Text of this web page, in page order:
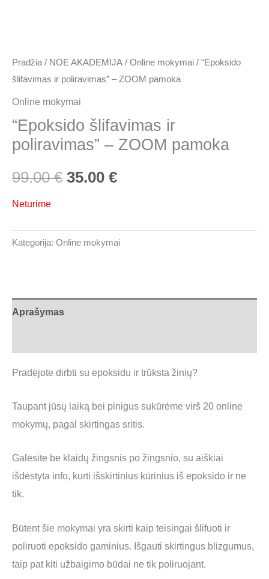
Pradžia / NOE AKADEMIJA / Online mokymai / “Epoksido
šlifavimas ir poliravimas” – ZOOM pamoka
Online mokymai
“Epoksido šlifavimas ir
poliravimas” – ZOOM pamoka
99.00€ 35.00 €
Neturime
Kategorija: Online mokymai
Aprašymas
Pradėjote dirbti su epoksidu ir trūksta žinių?
Taupant jūsų laiką bei pinigus sukūrėme virš 20 online
mokymų, pagal skirtingas sritis.
Galėsite be klaidų žingsnis po žingsnio, su aiškiai
išdėstyta info, kurti išskirtinius kūrinius iš epoksido ir ne
tik.
Būtent šie mokymai yra skirti kaip teisingai šlifuoti ir
poliruoti epoksido gaminius. Išgauti skirtingus blizgumus,
taip pat kiti užbaigimo būdai ne tik poliruojant.